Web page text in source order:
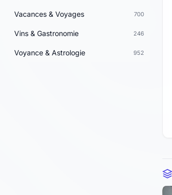
Vacances & Voyages 700
Vins & Gastronomie 246
Voyance & Astrologie 952